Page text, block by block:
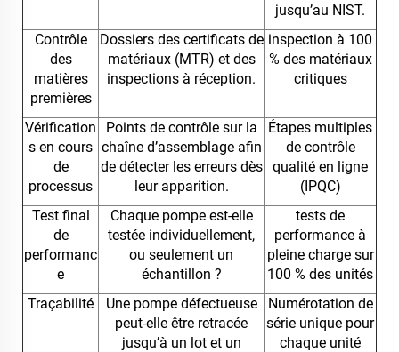
jusqu’au NIST.
Contrôle
des
matières
premières
Dossiers des certificats de
matériaux (MTR) et des
inspections à réception.
inspection à 100
% des matériaux
critiques
Vérification
s en cours
de
processus
Points de contrôle sur la
chaîne d’assemblage afin
de détecter les erreurs dès
leur apparition.
Étapes multiples
de contrôle
qualité en ligne
(IPQC)
Test final
de
performanc
e
Chaque pompe est-elle
testée individuellement,
ou seulement un
échantillon ?
tests de
performance à
pleine charge sur
100 % des unités
Traçabilité
Une pompe défectueuse
peut-elle être retracée
jusqu’à un lot et un
Numérotation de
série unique pour
chaque unité